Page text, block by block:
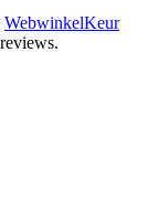
WebwinkelKeur